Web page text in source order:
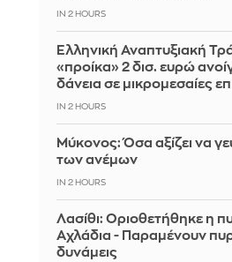
IN 2 HOURS
Ελληνική Αναπτυξιακή
«προίκα» 2 δισ. ευρώ
δάνεια σε μικρομεσαίες
IN 2 HOURS
Μύκονος: Όσα αξίζει να
των ανέμων
IN 2 HOURS
Λασίθι: Οριοθετήθηκε η
Αχλάδια - Παραμένουν
δυνάμεις